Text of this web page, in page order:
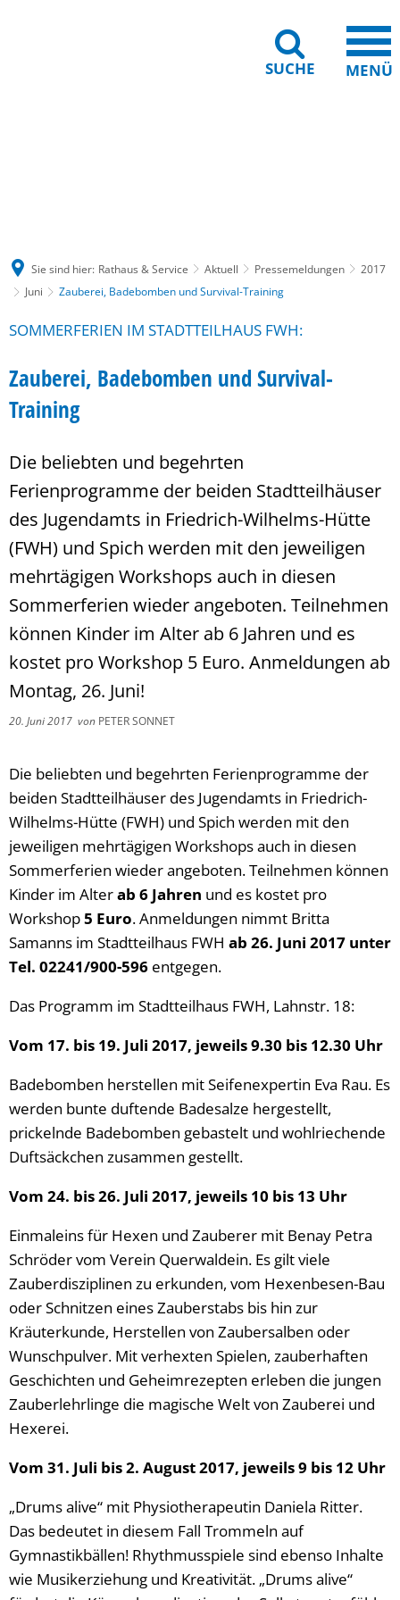
SUCHE MENÜ
Sie sind hier: Rathaus & Service Aktuell Pressemeldungen
2017
Juni
Zauberei, Badebomben und Survival-Training
SOMMERFERIEN IM STADTTEILHAUS FWH:
Zauberei, Badebomben und Survival-
Training
Die beliebten und begehrten
Ferienprogramme der beiden Stadtteilhäuser
des Jugendamts in Friedrich-Wilhelms-Hütte
(FWH) und Spich werden mit den jeweiligen
mehrtägigen Workshops auch in diesen
Sommerferien wieder angeboten. Teilnehmen
können Kinder im Alter ab 6 Jahren und es
kostet pro Workshop 5 Euro. Anmeldungen ab
Montag, 26. Juni!
20. Juni 2017 von PETER SONNET
Die beliebten und begehrten Ferienprogramme der
beiden Stadtteilhäuser des Jugendamts in Friedrich-
Wilhelms-Hütte (FWH) und Spich werden mit den
jeweiligen mehrtägigen Workshops auch in diesen
Sommerferien wieder angeboten. Teilnehmen können
Kinder im Alterab 6 Jahren und es kostet pro
Workshop5 Euro. Anmeldungen nimmt Britta
Samanns im Stadtteilhaus FWH ab 26. Juni 2017 unter
Tel. 02241/900-596 entgegen.
Das Programm im Stadtteilhaus FWH, Lahnstr. 18:
Vom 17. bis 19. Juli 2017, jeweils 9.30 bis 12.30 Uhr
Badebomben herstellen mit Seifenexpertin Eva Rau. Es
werden bunte duftende Badesalze hergestellt,
prickelnde Badebomben gebastelt und wohlriechende
Duftsäckchen zusammen gestellt.
Vom 24. bis 26. Juli 2017, jeweils 10 bis 13 Uhr
Einmaleins für Hexen und Zauberer mit Benay Petra
Schröder vom Verein Querwaldein. Es gilt viele
Zauberdisziplinen zu erkunden, vom Hexenbesen-Bau
oder Schnitzen eines Zauberstabs bis hin zur
Kräuterkunde, Herstellen von Zaubersalben oder
Wunschpulver. Mit verhexten Spielen, zauberhaften
Geschichten und Geheimrezepten erleben die jungen
Zauberlehrlinge die magische Welt von Zauberei und
Hexerei.
Vom 31. Juli bis 2. August 2017, jeweils 9 bis 12 Uhr
„Drums alive“ mit Physiotherapeutin Daniela Ritter.
Das bedeutet in diesem Fall Trommeln auf
Gymnastikbällen! Rhythmusspiele sind ebenso Inhalte
wie Musikerziehung und Kreativität. „Drums alive“